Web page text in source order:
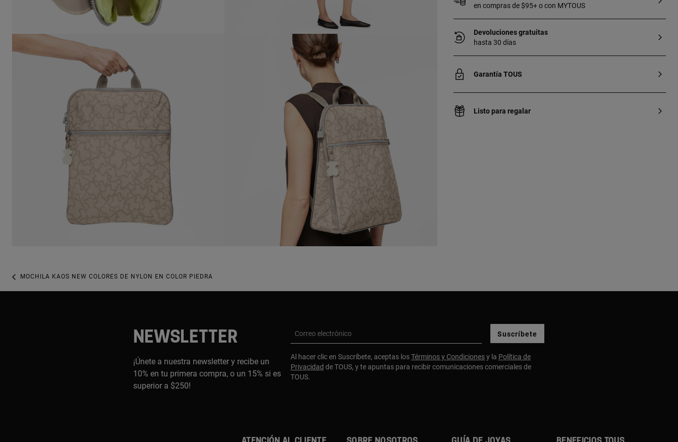
en compras de $95+ o con MYTOUS
Devoluciones gratuitas
hasta 30 días
Garantía TOUS
Listo para regalar
MOCHILA KAOS NEW COLORES DE NYLON EN COLOR PIEDRA
NEWSLETTER
¡Únete a nuestra newsletter y recibe un
10% en tu primera compra, o un 15% si es
superior a $250!
Correo electrónico Suscríbete
Al hacer clic en Suscríbete, aceptas losTérminos y Condicionesy la Política de
Privacidad de TOUS, y te apuntas para recibir comunicaciones comerciales de
TOUS.